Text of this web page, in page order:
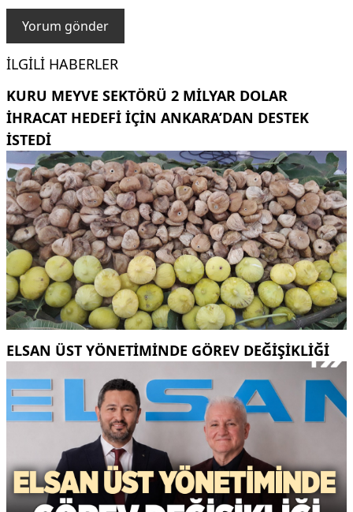
İLGILI HABERLER
KURU MEYVE SEKTÖRÜ 2 MILYAR DOLAR
IHRACAT HEDEFI IÇIN ANKARA’DAN DESTEK
ISTEDI
ELSAN ÜST YÖNETIMINDE GÖREV DEĞIŞIKLIĞI